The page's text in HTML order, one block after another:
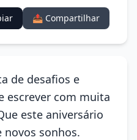
📤 Compartilhar
de desafios e
escrever com muita
este aniversário
novos sonhos.